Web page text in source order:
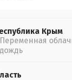
Крым
Переменная
дождь